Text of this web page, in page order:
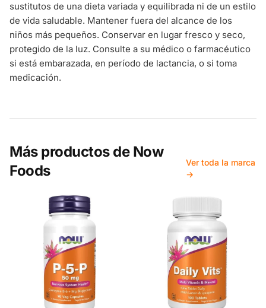
sustitutos de una dieta variada y equilibrada ni de un estilo
de vida saludable. Mantener fuera del alcance de los
niños más pequeños. Conservar en lugar fresco y seco,
protegido de la luz. Consulte a su médico o farmacéutico
si está embarazada, en período de lactancia, o si toma
medicación.
Más productos de Now
Foods
Ver toda la marca
→